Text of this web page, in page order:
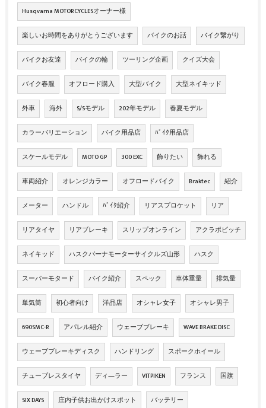
Husqvarna MOTORCYCLESオーナー様
楽しいお時間をありがとうございます バイクのお話 バイク繋がり
バイクお友達 バイクの輪 ツーリング企画 クイズ大会
バイク春服 オフロード購入 大型バイク 大型ネイキッド
外車 海外 S/Sモデル 202年モデル 春夏モデル
カラーバリエーション バイク用品店 ﾊﾞｲｸ用品店
スケールモデル MOTO GP 300 EXC 飾りたい 飾れる
車両紹介 オレンジカラー オフロードバイク Braktec 紹介
メーター ハンドル ﾊﾞｲｸ紹介 リアスプロケット リア
リアタイヤ リアブレーキ スリップオンライン アクラポビッチ
ネイキッド ハスクバーナモーターサイクルズ山形 ハスク
スーパーモタード バイク紹介 スペック 車体重量 排気量
単気筒 初心者向け 洋品店 オシャレ女子 オシャレ男子
690SMC-R アパレル紹介 ウェーブブレーキ WAVE BRAKE DISC
ウェーブブレーキディスク ハンドリング スポークホイール
チューブレスタイヤ ディ―ラー VITPIKEN フランス 国旗
SIX DAYS 庄内子供お出かけスポット バッテリー